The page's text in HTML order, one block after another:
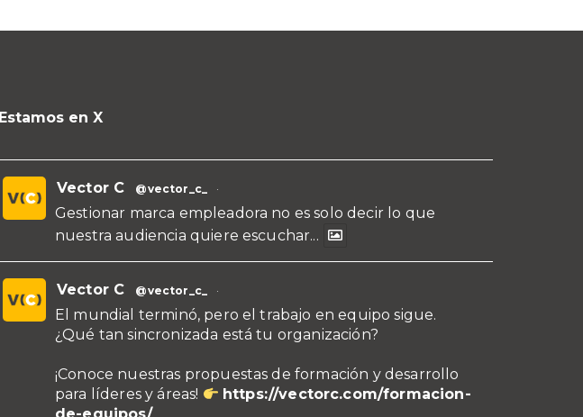
Estamos en X
Vector C @vector_c_ ·
Gestionar marca empleadora no es solo decir lo que
nuestra audiencia quiere escuchar...
Vector C @vector_c_ ·
El mundial terminó, pero el trabajo en equipo sigue.
¿Qué tan sincronizada está tu organización?
¡Conoce nuestras propuestas de formación y desarrollo
para líderes y áreas!
https://vectorc.com/formacion-